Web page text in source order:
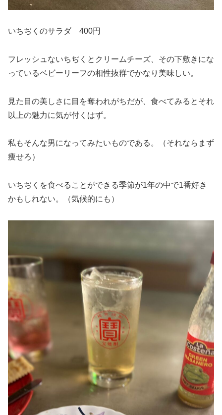
いちぢくのサラダ 400円
フレッシュないちぢくとクリームチーズ、その下敷きにな
っているベビーリーフの相性抜群でかなり美味しい。
見た目の美しさに目を奪われがちだが、食べてみるとそれ
以上の魅力に気が付くはず。
私もそんな男になってみたいものである。（それならまず
痩せろ）
いちぢくを食べることができる季節が1年の中で1番好き
かもしれない。（気候的にも）